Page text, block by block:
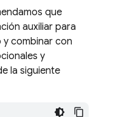
que
auxiliar para
combinar con
y
la siguiente